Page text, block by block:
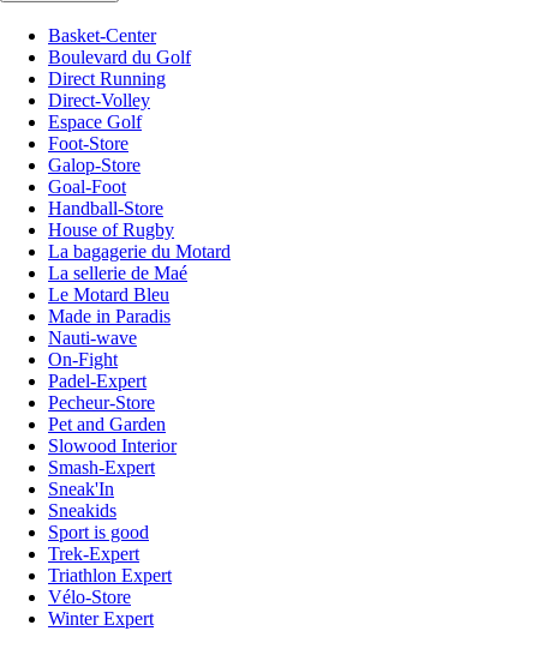
Basket-Center
Boulevard du Golf
Direct Running
Direct-Volley
Espace Golf
Foot-Store
Galop-Store
Goal-Foot
Handball-Store
House of Rugby
La bagagerie du Motard
La sellerie de Maé
Le Motard Bleu
Made in Paradis
Nauti-wave
On-Fight
Padel-Expert
Pecheur-Store
Pet and Garden
Slowood Interior
Smash-Expert
Sneak'In
Sneakids
Sport is good
Trek-Expert
Triathlon Expert
Vélo-Store
Winter Expert